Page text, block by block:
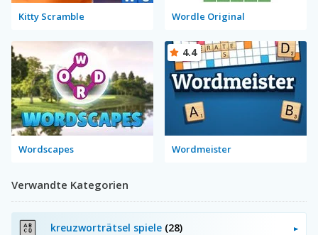
Kitty Scramble Wordle Original
Wordscapes Wordmeister
4.4
Verwandte Kategorien
kreuzworträtsel spiele (28)